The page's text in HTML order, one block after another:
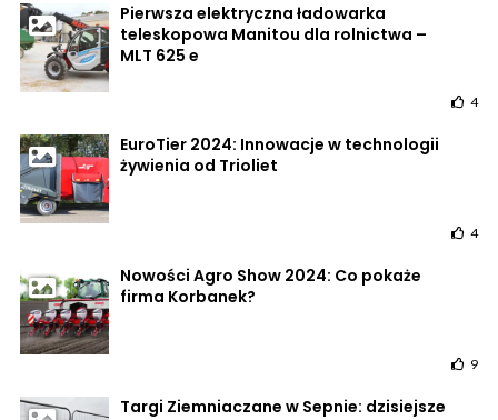
Pierwsza elektryczna ładowarka
teleskopowa Manitou dla rolnictwa –
MLT 625 e
4
EuroTier 2024: Innowacje w technologii
żywienia od Trioliet
4
Nowości Agro Show 2024: Co pokaże
firma Korbanek?
9
Targi Ziemniaczane w Sepnie: dzisiejsze